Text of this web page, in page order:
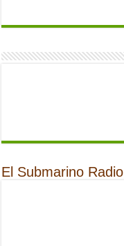
El Submarino Radio